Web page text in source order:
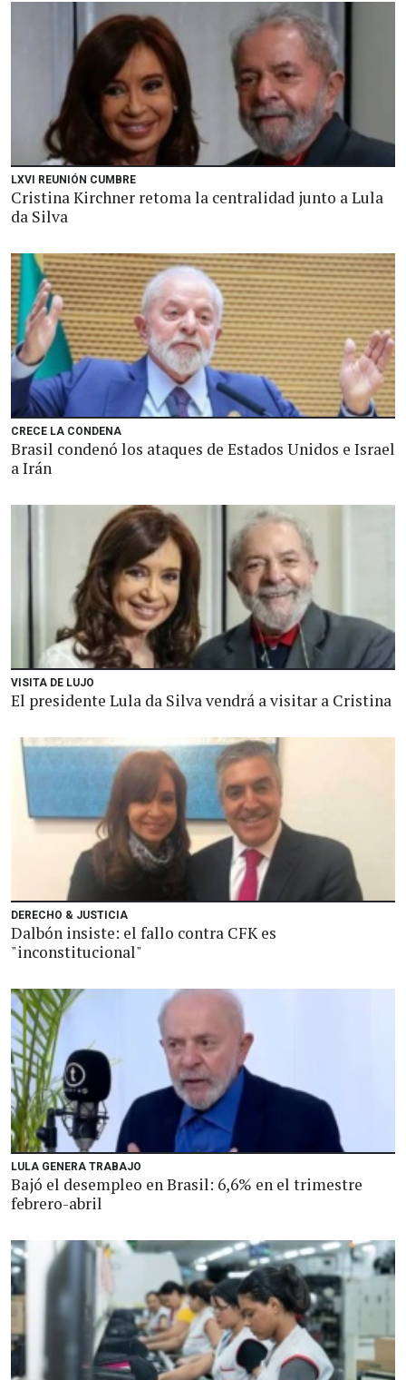
LXVI REUNIÓN CUMBRE
Cristina Kirchner retoma la centralidad junto a Lula
da Silva
CRECE LA CONDENA
Brasil condenó los ataques de Estados Unidos e Israel
a Irán
VISITA DE LUJO
El presidente Lula da Silva vendrá a visitar a Cristina
DERECHO & JUSTICIA
Dalbón insiste: el fallo contra CFK es
"inconstitucional"
LULA GENERA TRABAJO
Bajó el desempleo en Brasil: 6,6% en el trimestre
febrero-abril